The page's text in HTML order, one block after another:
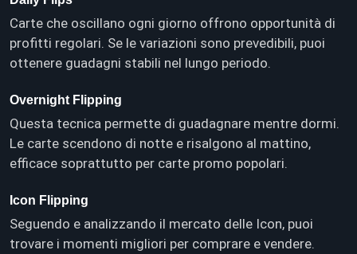
Carte che oscillano ogni giorno offrono opportunità di
profitti regolari. Se le variazioni sono prevedibili, puoi
ottenere guadagni stabili nel lungo periodo.
Overnight Flipping
Questa tecnica permette di guadagnare mentre dormi.
Le carte scendono di notte e risalgono al mattino,
efficace soprattutto per carte promo popolari.
Icon Flipping
Seguendo e analizzando il mercato delle Icon, puoi
trovare i momenti migliori per comprare e vendere.